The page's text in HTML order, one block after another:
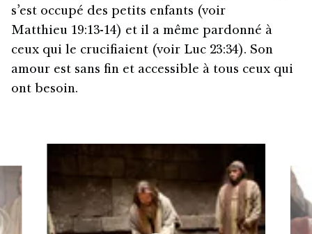
s’est occupé des petits enfants (voir
Matthieu 19:13-14) et il a même pardonné à
ceux qui le crucifiaient (voir Luc 23:34). Son
amour est sans fin et accessible à tous ceux qui
ont besoin.